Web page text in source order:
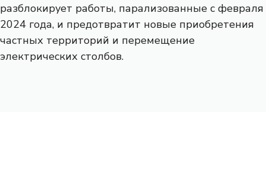
разблокирует работы, парализованные с февраля
2024 года, и предотвратит новые приобретения
частных территорий и перемещение
электрических столбов.